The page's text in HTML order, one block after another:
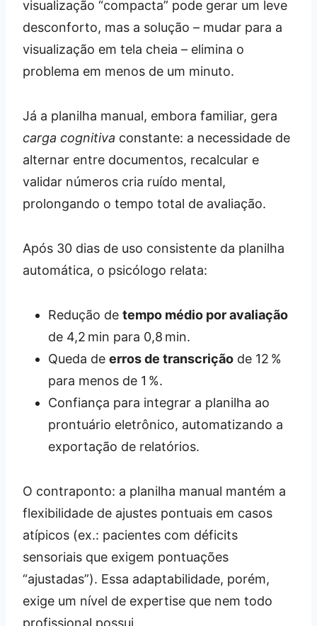
visualização “compacta” pode gerar um leve
desconforto, mas a solução – mudar para a
visualização em tela cheia – elimina o
problema em menos de um minuto.
Já a planilha manual, embora familiar, gera
carga cognitiva constante: a necessidade de
alternar entre documentos, recalcular e
validar números cria ruído mental,
prolongando o tempo total de avaliação.
Após 30 dias de uso consistente da planilha
automática, o psicólogo relata:
Redução de tempo médio por avaliação
de 4,2 min para 0,8 min.
Queda de erros de transcrição de 12 %
para menos de 1 %.
Confiança para integrar a planilha ao
prontuário eletrônico, automatizando a
exportação de relatórios.
O contraponto: a planilha manual mantém a
flexibilidade de ajustes pontuais em casos
atípicos (ex.: pacientes com déficits
sensoriais que exigem pontuações
“ajustadas”). Essa adaptabilidade, porém,
exige um nível de expertise que nem todo
profissional possui.